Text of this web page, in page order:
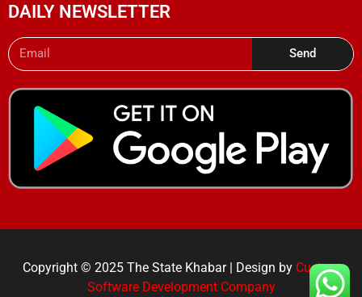
DAILY NEWSLETTER
Send
Copyright © 2025 The State Khabar | Design by Custom
Software Development Company